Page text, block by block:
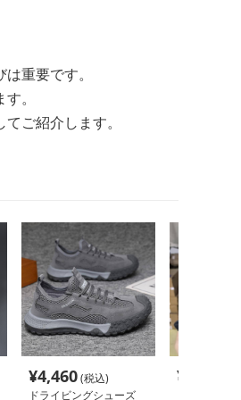
重要です。
。
ご紹介します。
¥4,460(税込)
ドライビングシューズ
¥